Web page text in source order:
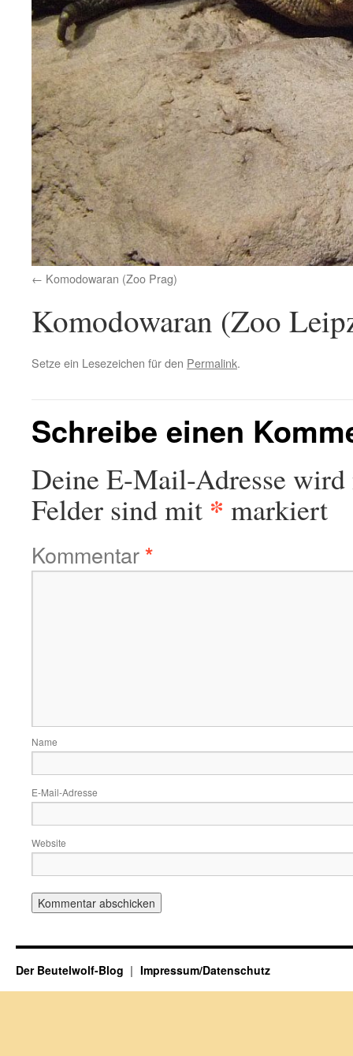
Komodowaran (Zoo Prag)
Komodowaran (Zoo
Setze ein Lesezeichen für den Permalink.
Schreibe einen
Deine E-Mail-Adresse
Felder sind mit * markiert
Kommentar*
Name
E-Mail-Adresse
Website
Der Beutelwolf-Blog Impressum/Datenschutz